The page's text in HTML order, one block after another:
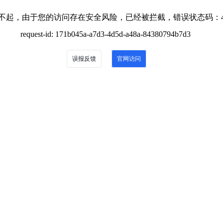
起，由于您的访问存在安全风险，已经被拦截，错误状态码：
request-id: 171b045a-a7d3-4d5d-a48a-84380794b7d3
误报反馈 官网访问